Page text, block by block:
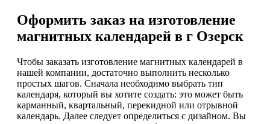
Оформить заказ на изготовление
магнитных календарей в г Озерск
Чтобы заказать изготовление магнитных календарей в
нашей компании, достаточно выполнить несколько
простых шагов. Сначала необходимо выбрать тип
календаря, который вы хотите создать: это может быть
карманный, квартальный, перекидной или отрывной
календарь. Далее следует определиться с дизайном. Вы